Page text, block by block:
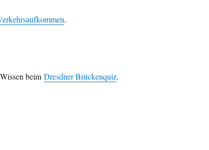
.
beimDresdner Brückenquiz.